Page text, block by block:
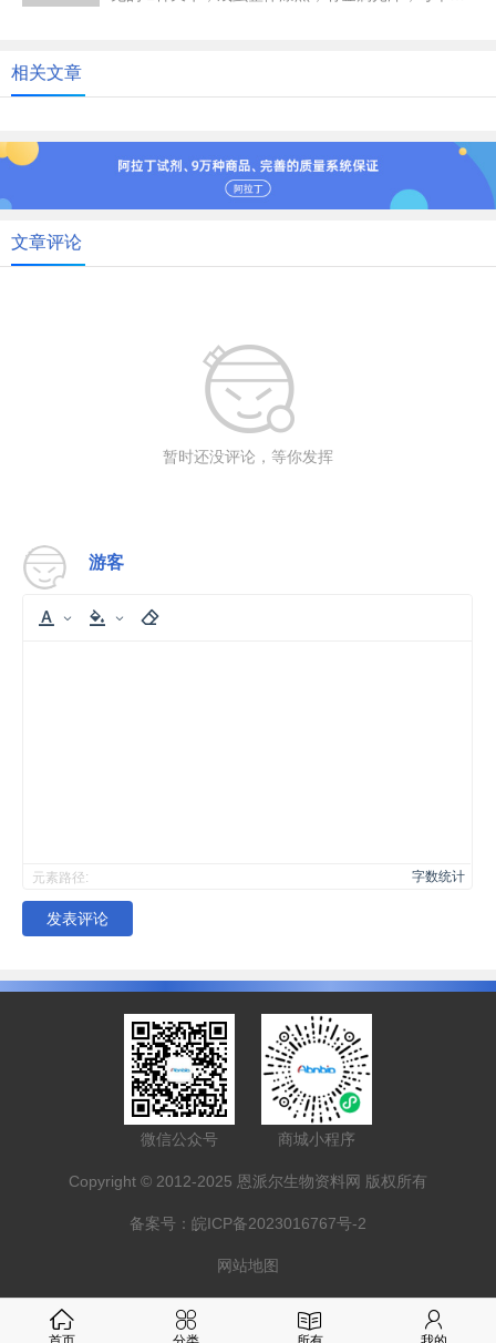
相关文章
文章评论
暂时还没评论，等你发挥
游客
元素路径: 字数统计
发表评论
微信公众号 商城小程序
Copyright © 2012-2025 恩派尔生物资料网 版权所有
备案号： 皖ICP备2023016767号-2
网站地图